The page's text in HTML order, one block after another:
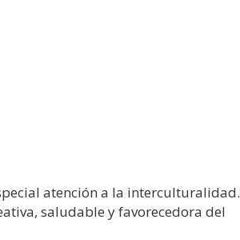
atención a la interculturalidad.
saludable y favorecedora del